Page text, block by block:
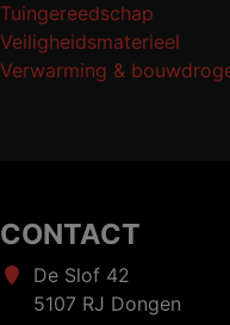
Tuingereedschap
Veiligheidsmaterieel
Verwarming &
CONTACT
De Slof 42
5107 RJ Dongen